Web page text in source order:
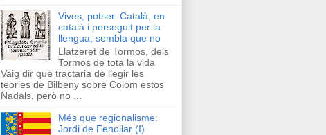
Vives, potser. Català, en
català i perseguit per la
llengua, sembla que no
Llatzeret de Tormos, dels
Tormos de tota la vida
Vaig dir que tractaria de llegir les
teories de Bilbeny sobre Colom estos
Nadals, però no ...
Més que regionalisme:
Jordi de Fenollar (I)